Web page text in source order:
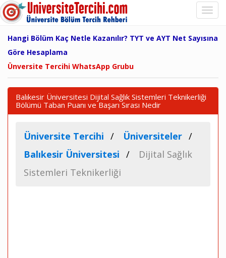
Hangi Bölüm Kaç Netle Kazanılır? TYT ve AYT Net Sayısına
Göre Hesaplama
Ünversite Tercihi WhatsApp Grubu
Balıkesir Üniversitesi Dijital Sağlık Sistemleri Teknikerliği
Bölümü Taban Puanı ve Başarı Sırası Nedir
Üniversite Tercihi
Üniversiteler
Balıkesir Üniversitesi
Dijital Sağlık
Sistemleri Teknikerliği